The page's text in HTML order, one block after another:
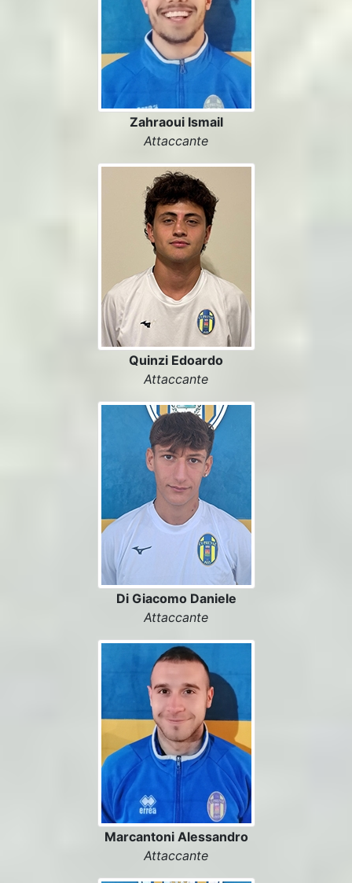
Zahraoui Ismail
Attaccante
Quinzi Edoardo
Attaccante
Di Giacomo Daniele
Attaccante
Marcantoni Alessandro
Attaccante